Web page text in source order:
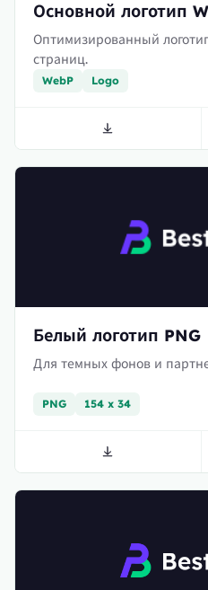
Основной логотип
Оптимизированный
страниц.
WebP Logo
Белый логотип PNG
Для темных фонов и
PNG 154 x 34